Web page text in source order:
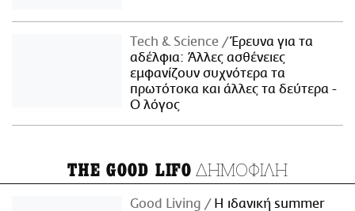
Τech & Science
Έρευνα για τα
αδέλφια: Άλλες ασθένειες
εμφανίζουν συχνότερα τα
πρωτότοκα και άλλες τα δεύτερα -
Ο λόγος
THE GOOD LIFO ΔΗΜΟΦΙΛΗ
Good Living
Η ιδανική summer